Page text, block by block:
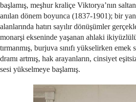
başlamış, meşhur kraliçe Viktorya’nın
anılan dönem boyunca (1837-1901); bir
alanlarında hatırı sayılır dönüşümler
monarşi ekseninde yaşanan ahlaki
tırmanmış, burjuva sınıfı yükselirken emek
dramı artmış, hak arayanların, cinsiyet
sesi yükselmeye başlamış.